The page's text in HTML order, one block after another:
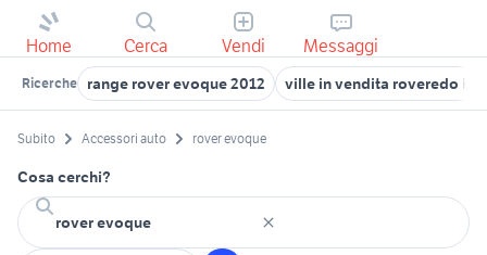
Home Cerca Vendi Messaggi
Ricerche range rover evoque 2012 ville in vendita roveredo in
Subito Accessori auto rover evoque
Cosa cerchi?